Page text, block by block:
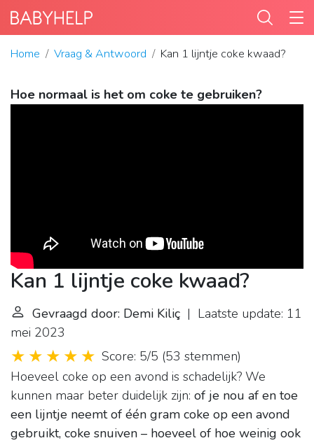
Home Vraag & Antwoord Kan 1 lijntje coke kwaad?
Hoe normaal is het om coke te gebruiken?
Kan 1 lijntje coke kwaad?
Gevraagd door: Demi Kiliç | Laatste update: 11
mei 2023
Score: 5/5 (53 stemmen)
Hoeveel coke op een avond is schadelijk? We
kunnen maar beter duidelijk zijn: of je nou af en toe
een lijntje neemt of één gram coke op een avond
gebruikt, coke snuiven – hoeveel of hoe weinig ook